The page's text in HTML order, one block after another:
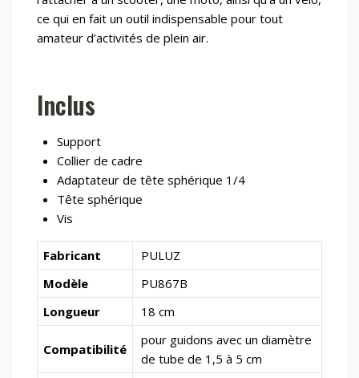
ce qui en fait un outil indispensable pour tout
amateur d’activités de plein air.
Inclus
Support
Collier de cadre
Adaptateur de tête sphérique 1/4
Tête sphérique
Vis
Fabricant
PULUZ
Modèle
PU867B
Longueur
18 cm
Compatibilité
pour guidons avec un diamètre
de tube de 1,5 à 5 cm